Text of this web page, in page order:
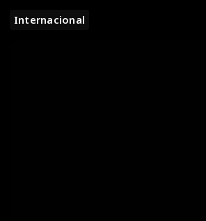
Internacional